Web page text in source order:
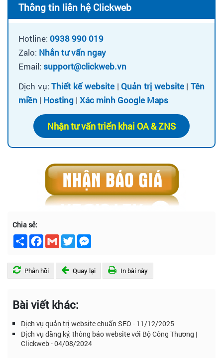
Thông tin liên hệ Clickweb
Hotline: 0938 990 019
Zalo: Nhắn tư vấn ngay
Email: support@clickweb.vn
Dịch vụ:Thiết kế website| Quản trị website|Tên
miền | Hosting | Xác minh Google Maps
Nhận tư vấn triển khai OA & ZNS
Chia sẻ:
Chia
sẻ
Facebook
GmailTwitter
Phản hồi Quay lại In bài này
Bài viết khác:
Dịch vụ quản trị website chuẩn SEO - 11/12/2025
Dịch vụ đăng ký, thông báo website với Bộ Công Thương |
Clickweb - 04/08/2024